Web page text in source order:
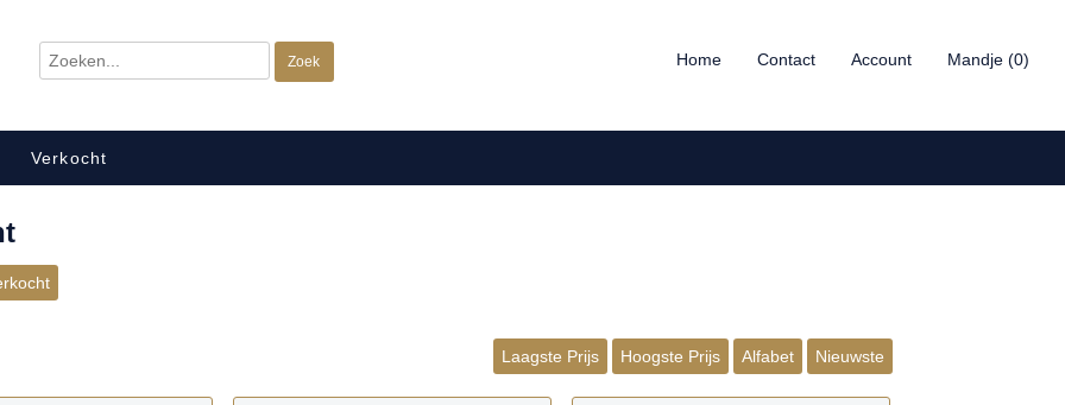
Mandje (0)
Account
Contact
Home
Verkocht
Laagste Prijs Hoogste Prijs Alfabet Nieuwste